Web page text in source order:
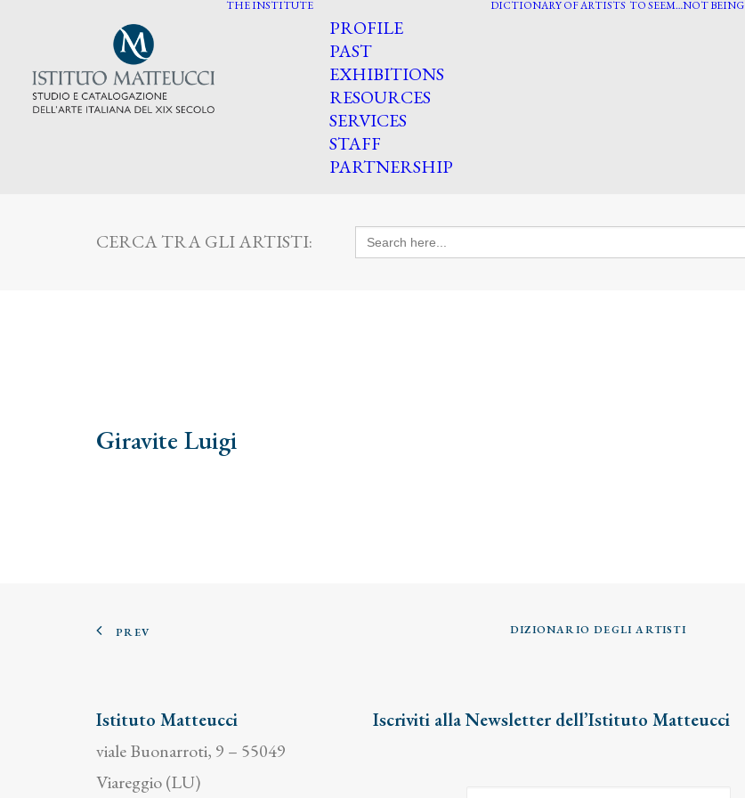
THE INSTITUTE
PROFILE
PAST
EXHIBITIONS
RESOURCES
SERVICES
STAFF
PARTNERSHIP
DICTIONARY OF ARTISTS TO SEEM…NOT BEING
CERCA TRA GLI ARTISTI: Search
for:
Giravite Luigi
PREV DIZIONARIO DEGLI ARTISTI
Istituto Matteucci
viale Buonarroti, 9 – 55049
Viareggio (LU)
Iscriviti alla Newsletter dell’Istituto Matteucci